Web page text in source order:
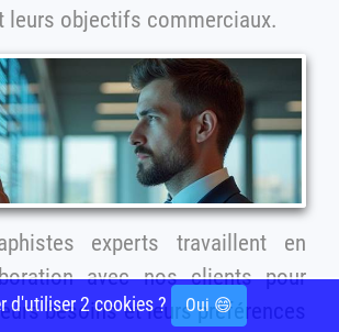
leurs objectifs commerciaux.
travaillent en
avec nos clients pour
besoins et leurs préférences
d'utiliser 2 cookies ? Oui 😄